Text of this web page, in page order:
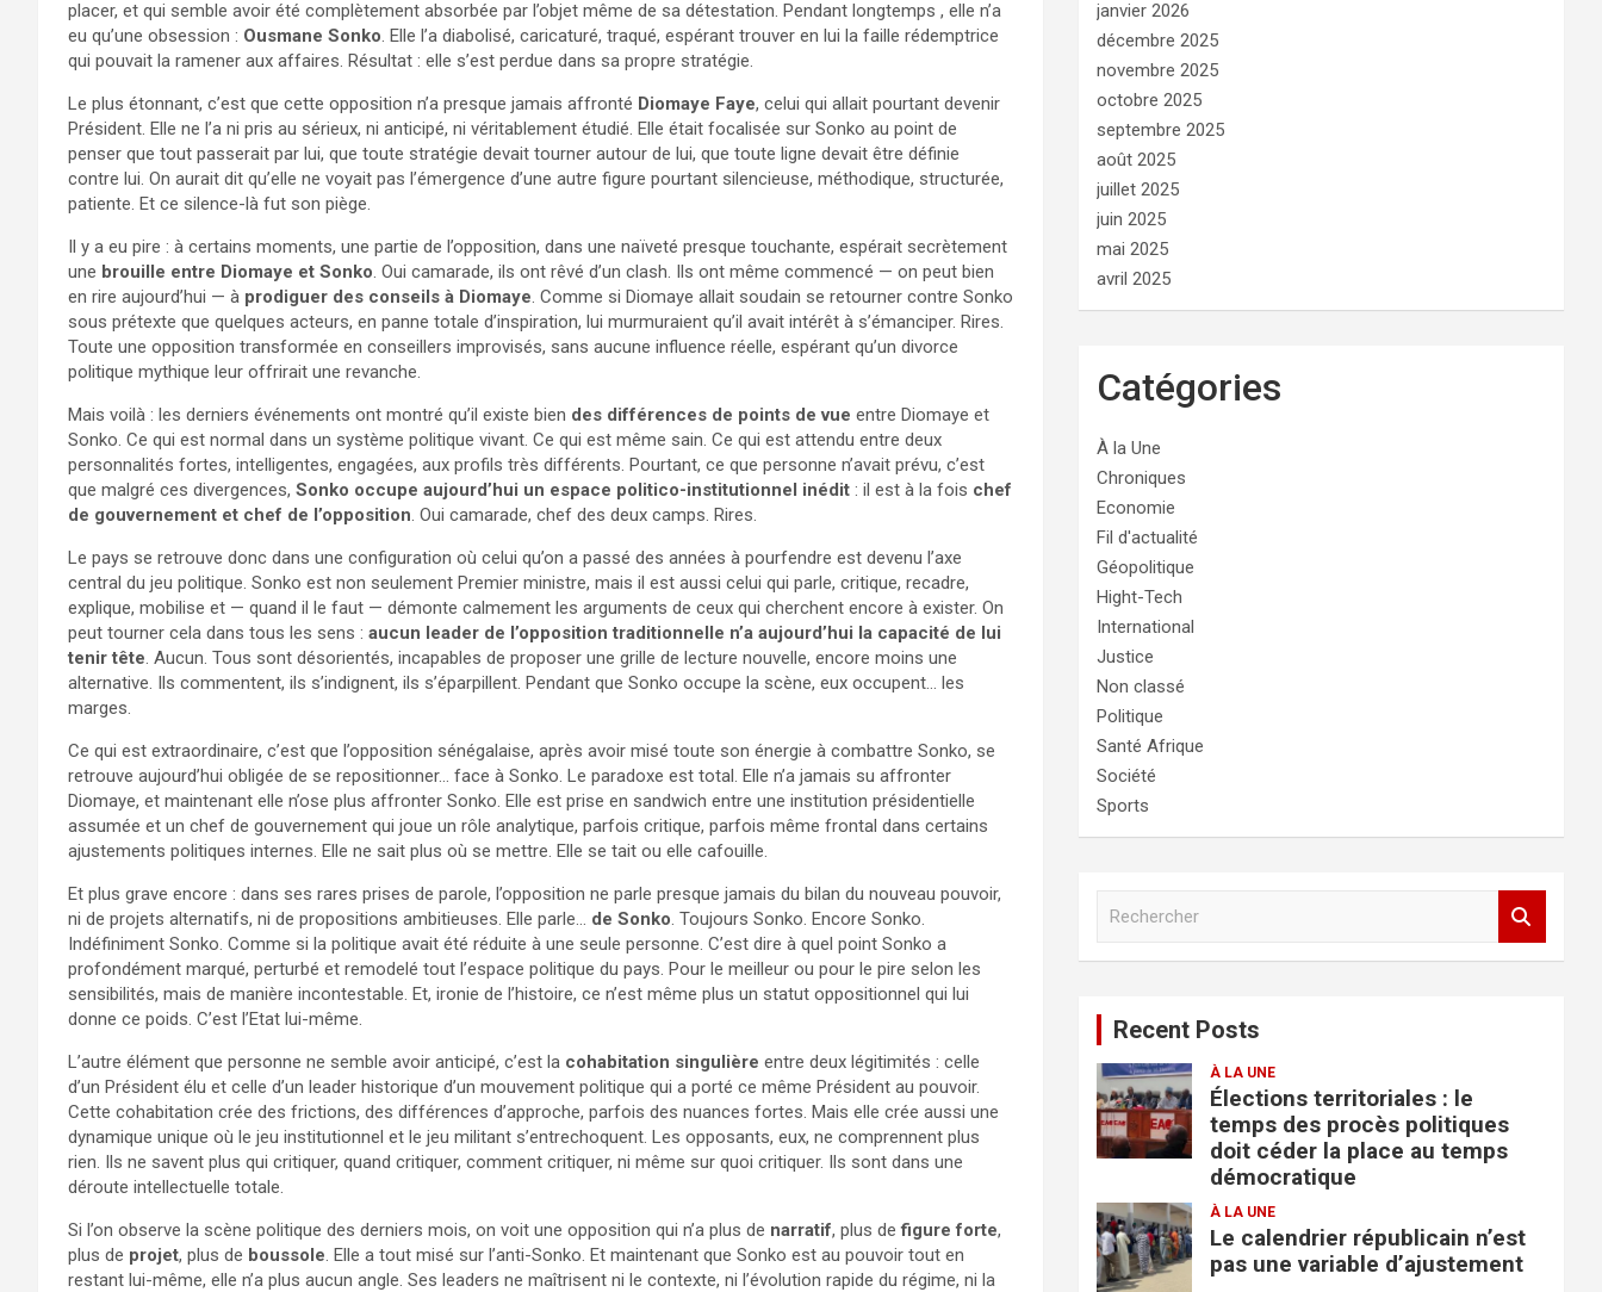
placer, et qui semble avoir été complètement absorbée par l’objet même de sa détestation. Pendant longtemps , elle n’a
eu qu’une obsession : Ousmane Sonko. Elle l’a diabolisé, caricaturé, traqué, espérant trouver en lui la faille rédemptrice
qui pouvait la ramener aux affaires. Résultat : elle s’est perdue dans sa propre stratégie.
Le plus étonnant, c’est que cette opposition n’a presque jamais affronté Diomaye Faye, celui qui allait pourtant devenir
Président. Elle ne l’a ni pris au sérieux, ni anticipé, ni véritablement étudié. Elle était focalisée sur Sonko au point de
penser que tout passerait par lui, que toute stratégie devait tourner autour de lui, que toute ligne devait être définie
contre lui. On aurait dit qu’elle ne voyait pas l’émergence d’une autre figure pourtant silencieuse, méthodique, structurée,
patiente. Et ce silence-là fut son piège.
Il y a eu pire : à certains moments, une partie de l’opposition, dans une naïveté presque touchante, espérait secrètement
une brouille entre Diomaye et Sonko. Oui camarade, ils ont rêvé d’un clash. Ils ont même commencé — on peut bien
en rire aujourd’hui — à prodiguer des conseils à Diomaye. Comme si Diomaye allait soudain se retourner contre Sonko
sous prétexte que quelques acteurs, en panne totale d’inspiration, lui murmuraient qu’il avait intérêt à s’émanciper. Rires.
Toute une opposition transformée en conseillers improvisés, sans aucune influence réelle, espérant qu’un divorce
politique mythique leur offrirait une revanche.
Mais voilà : les derniers événements ont montré qu’il existe bien des différences de points de vue entre Diomaye et
Sonko. Ce qui est normal dans un système politique vivant. Ce qui est même sain. Ce qui est attendu entre deux
personnalités fortes, intelligentes, engagées, aux profils très différents. Pourtant, ce que personne n’avait prévu, c’est
que malgré ces divergences, Sonko occupe aujourd’hui un espace politico-institutionnel inédit : il est à la fois chef
de gouvernement et chef de l’opposition. Oui camarade, chef des deux camps. Rires.
Le pays se retrouve donc dans une configuration où celui qu’on a passé des années à pourfendre est devenu l’axe
central du jeu politique. Sonko est non seulement Premier ministre, mais il est aussi celui qui parle, critique, recadre,
explique, mobilise et — quand il le faut — démonte calmement les arguments de ceux qui cherchent encore à exister. On
peut tourner cela dans tous les sens : aucun leader de l’opposition traditionnelle n’a aujourd’hui la capacité de lui
tenir tête. Aucun. Tous sont désorientés, incapables de proposer une grille de lecture nouvelle, encore moins une
alternative. Ils commentent, ils s’indignent, ils s’éparpillent. Pendant que Sonko occupe la scène, eux occupent… les
marges.
Ce qui est extraordinaire, c’est que l’opposition sénégalaise, après avoir misé toute son énergie à combattre Sonko, se
retrouve aujourd’hui obligée de se repositionner… face à Sonko. Le paradoxe est total. Elle n’a jamais su affronter
Diomaye, et maintenant elle n’ose plus affronter Sonko. Elle est prise en sandwich entre une institution présidentielle
assumée et un chef de gouvernement qui joue un rôle analytique, parfois critique, parfois même frontal dans certains
ajustements politiques internes. Elle ne sait plus où se mettre. Elle se tait ou elle cafouille.
Et plus grave encore : dans ses rares prises de parole, l’opposition ne parle presque jamais du bilan du nouveau pouvoir,
ni de projets alternatifs, ni de propositions ambitieuses. Elle parle… de Sonko. Toujours Sonko. Encore Sonko.
Indéfiniment Sonko. Comme si la politique avait été réduite à une seule personne. C’est dire à quel point Sonko a
profondément marqué, perturbé et remodelé tout l’espace politique du pays. Pour le meilleur ou pour le pire selon les
sensibilités, mais de manière incontestable. Et, ironie de l’histoire, ce n’est même plus un statut oppositionnel qui lui
donne ce poids. C’est l’Etat lui-même.
L’autre élément que personne ne semble avoir anticipé, c’est la cohabitation singulière entre deux légitimités : celle
d’un Président élu et celle d’un leader historique d’un mouvement politique qui a porté ce même Président au pouvoir.
Cette cohabitation crée des frictions, des différences d’approche, parfois des nuances fortes. Mais elle crée aussi une
dynamique unique où le jeu institutionnel et le jeu militant s’entrechoquent. Les opposants, eux, ne comprennent plus
rien. Ils ne savent plus qui critiquer, quand critiquer, comment critiquer, ni même sur quoi critiquer. Ils sont dans une
déroute intellectuelle totale.
Si l’on observe la scène politique des derniers mois, on voit une opposition qui n’a plus de narratif, plus defigure forte,
plus de projet, plus de boussole. Elle a tout misé sur l’anti-Sonko. Et maintenant que Sonko est au pouvoir tout en
restant lui-même, elle n’a plus aucun angle. Ses leaders ne maîtrisent ni le contexte, ni l’évolution rapide du régime, ni la
janvier 2026
décembre 2025
novembre 2025
octobre 2025
septembre 2025
août 2025
juillet 2025
juin 2025
mai 2025
avril 2025
Catégories
À la Une
Chroniques
Economie
Fil d'actualité
Géopolitique
Hight-Tech
International
Justice
Non classé
Politique
Santé Afrique
Société
Sports
c
h
e
r
Recent Posts
À LA UNE
Élections territoriales : le
temps des procès politiques
doit céder la place au temps
démocratique
À LA UNE
Le calendrier républicain n’est
pas une variable d’ajustement